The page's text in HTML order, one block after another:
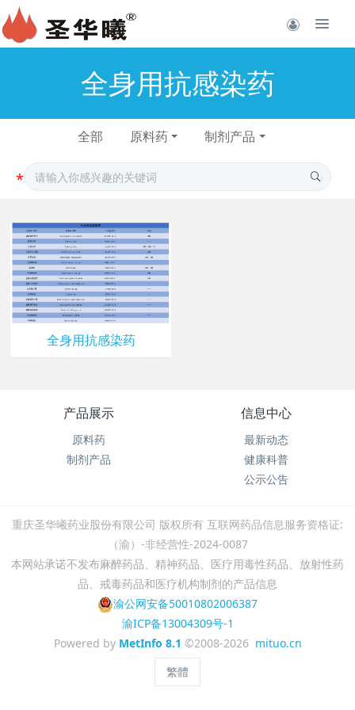
全身用抗感染药
全部 原料药 制剂产品
全身用抗感染药
产品展示
原料药
制剂产品
信息中心
最新动态
健康科普
公示公告
重庆圣华曦药业股份有限公司 版权所有 ​互联网药品信息服务资格证:
（渝）-非经营性-2024-0087
本网站承诺不发布麻醉药品、精神药品、医疗用毒性药品、放射性药
品、戒毒药品和医疗机构制剂的产品信息
渝公网安备50010802006387
渝ICP备13004309号-1
Powered by MetInfo 8.1 ©2008-2026 mituo.cn
繁體